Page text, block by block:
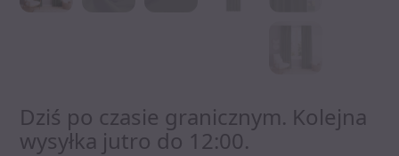
Dziś po czasie granicznym. Kolejna
wysyłka jutro do 12:00.